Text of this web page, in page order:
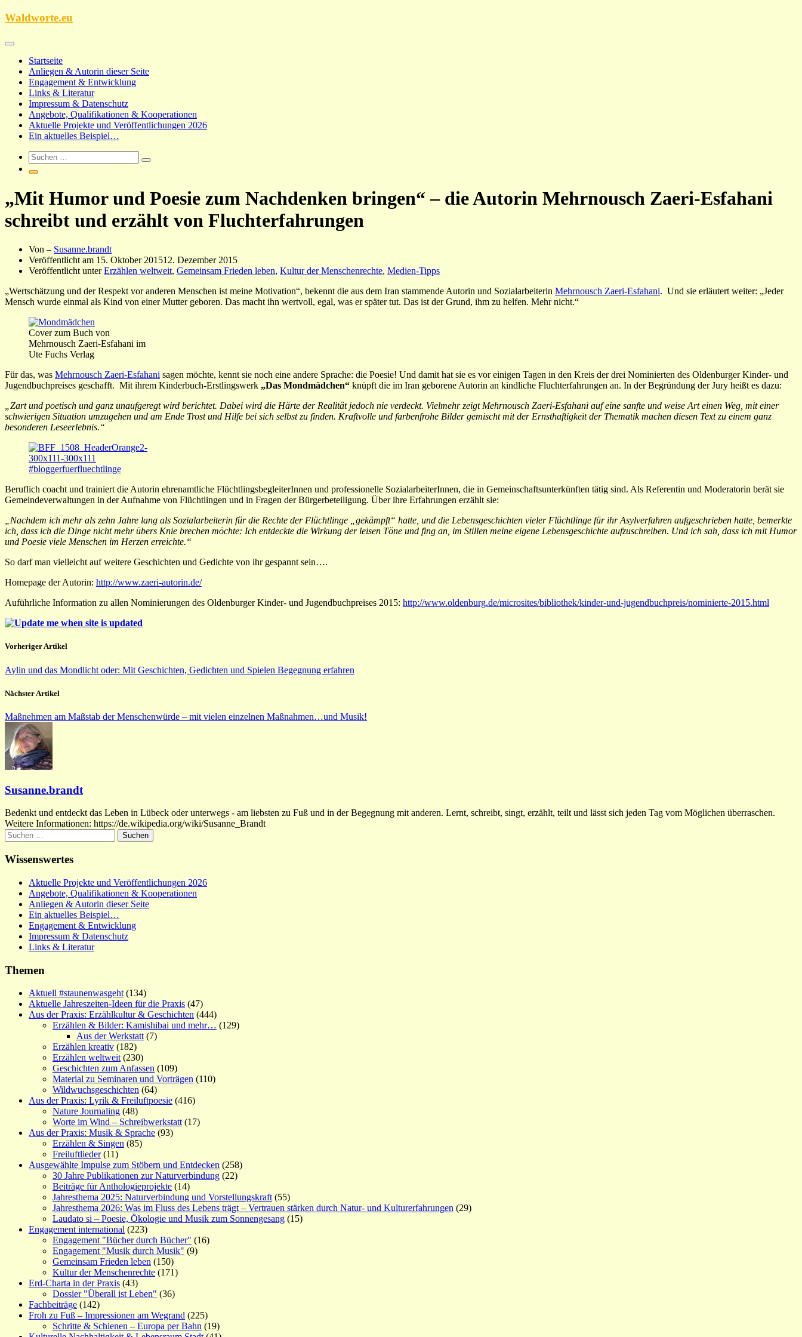
Zum
Waldworte.eu
Startseite
Anliegen & Autorin dieser Seite
Engagement & Entwicklung
Links & Literatur
Impressum & Datenschutz
Angebote, Qualifikationen & Kooperationen
Aktuelle Projekte und Veröffentlichungen 2026
Ein aktuelles Beispiel…
„Mit Humor und Poesie zum Nachdenken bringen“ – die Autorin Mehrnousch Zaeri-Esfahani
schreibt und erzählt von Fluchterfahrungen
Von – Susanne.brandt
Veröffentlicht am 15. Oktober 201512. Dezember 2015
Veröffentlicht unterErzählen weltweit, Gemeinsam Frieden leben, Kultur der Menschenrechte, Medien-Tipps
„Wertschätzung und der Respekt vor anderen Menschen ist meine Motivation“, bekennt die aus dem Iran stammende Autorin und Sozialarbeiterin Mehrnousch Zaeri-Esfahani. Und sie erläutert weiter: „Jeder
Mensch wurde einmal als Kind von einer Mutter geboren. Das macht ihn wertvoll, egal, was er später tut. Das ist der Grund, ihm zu helfen. Mehr nicht.“
Cover zum Buch von
Mehrnousch Zaeri-Esfahani im
Ute Fuchs Verlag
Für das, was Mehrnousch Zaeri-Esfahani sagen möchte, kennt sie noch eine andere Sprache: die Poesie! Und damit hat sie es vor einigen Tagen in den Kreis der drei Nominierten des Oldenburger Kinder- und
Jugendbuchpreises geschafft. Mit ihrem Kinderbuch-Erstlingswerk „Das Mondmädchen“ knüpft die im Iran geborene Autorin an kindliche Fluchterfahrungen an. In der Begründung der Jury heißt es dazu:
„Zart und poetisch und ganz unaufgeregt wird berichtet. Dabei wird die Härte der Realität jedoch nie verdeckt. Vielmehr zeigt Mehrnousch Zaeri-Esfahani auf eine sanfte und weise Art einen Weg, mit einer
schwierigen Situation umzugehen und am Ende Trost und Hilfe bei sich selbst zu finden. Kraftvolle und farbenfrohe Bilder gemischt mit der Ernsthaftigkeit der Thematik machen diesen Text zu einem ganz
besonderen Leseerlebnis.“
#bloggerfuerfluechtlinge
Beruflich coacht und trainiert die Autorin ehrenamtliche FlüchtlingsbegleiterInnen und professionelle SozialarbeiterInnen, die in Gemeinschaftsunterkünften tätig sind. Als Referentin und Moderatorin berät sie
Gemeindeverwaltungen in der Aufnahme von Flüchtlingen und in Fragen der Bürgerbeteiligung. Über ihre Erfahrungen erzählt sie:
„Nachdem ich mehr als zehn Jahre lang als Sozialarbeiterin für die Rechte der Flüchtlinge „gekämpft“ hatte, und die Lebensgeschichten vieler Flüchtlinge für ihr Asylverfahren aufgeschrieben hatte, bemerkte
ich, dass ich die Dinge nicht mehr übers Knie brechen möchte: Ich entdeckte die Wirkung der leisen Töne und fing an, im Stillen meine eigene Lebensgeschichte aufzuschreiben. Und ich sah, dass ich mit Humor
und Poesie viele Menschen im Herzen erreichte.“
So darf man vielleicht auf weitere Geschichten und Gedichte von ihr gespannt sein….
Homepage der Autorin: http://www.zaeri-autorin.de/
Auführliche Information zu allen Nominierungen des Oldenburger Kinder- und Jugendbuchpreises 2015: http://www.oldenburg.de/microsites/bibliothek/kinder-und-jugendbuchpreis/nominierte-2015.html
Vorheriger Artikel
Aylin und das Mondlicht oder: Mit Geschichten, Gedichten und Spielen Begegnung erfahren
Nächster Artikel
Maßnehmen am Maßstab der Menschenwürde – mit vielen einzelnen Maßnahmen…und Musik!
Susanne.brandt
Bedenkt und entdeckt das Leben in Lübeck oder unterwegs - am liebsten zu Fuß und in der Begegnung mit anderen. Lernt, schreibt, singt, erzählt, teilt und lässt sich jeden Tag vom Möglichen überraschen.
Weitere Informationen: https://de.wikipedia.org/wiki/Susanne_Brandt
Suchen
nach:
Wissenswertes
Aktuelle Projekte und Veröffentlichungen 2026
Angebote, Qualifikationen & Kooperationen
Anliegen & Autorin dieser Seite
Ein aktuelles Beispiel…
Engagement & Entwicklung
Impressum & Datenschutz
Links & Literatur
Themen
Aktuell #staunenwasgeht (134)
Aktuelle Jahreszeiten-Ideen für die Praxis (47)
Aus der Praxis: Erzählkultur & Geschichten (444)
Erzählen & Bilder: Kamishibai und mehr… (129)
Aus der Werkstatt (7)
Erzählen kreativ (182)
Erzählen weltweit (230)
Geschichten zum Anfassen (109)
Material zu Seminaren und Vorträgen (110)
Wildwuchsgeschichten (64)
Aus der Praxis: Lyrik & Freiluftpoesie (416)
Nature Journaling (48)
Worte im Wind – Schreibwerkstatt (17)
Aus der Praxis: Musik & Sprache (93)
Erzählen & Singen (85)
Freiluftlieder(11)
Ausgewählte Impulse zum Stöbern und Entdecken (258)
30 Jahre Publikationen zur Naturverbindung (22)
Beiträge für Anthologieprojekte (14)
Jahresthema 2025: Naturverbindung und Vorstellungskraft (55)
Jahresthema 2026: Was im Fluss des Lebens trägt – Vertrauen stärken durch Natur- und Kulturerfahrungen (29)
Laudato si – Poesie, Ökologie und Musik zum Sonnengesang (15)
Engagement international (223)
Engagement "Bücher durch Bücher" (16)
Engagement "Musik durch Musik" (9)
Gemeinsam Frieden leben (150)
Kultur der Menschenrechte (171)
Erd-Charta in der Praxis (43)
Dossier "Überall ist Leben" (36)
Fachbeiträge (142)
Froh zu Fuß – Impressionen am Wegrand (225)
Schritte & Schienen – Europa per Bahn (19)